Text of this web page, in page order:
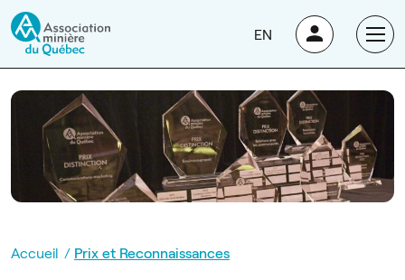
EN
Accueil Prix et Reconnaissances